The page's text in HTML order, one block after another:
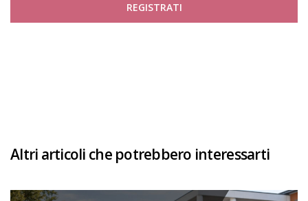
REGISTRATI
Altri articoli che potrebbero interessarti